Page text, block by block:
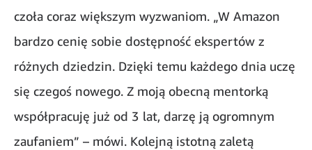
czoła coraz większym wyzwaniom. „W Amazon
bardzo cenię sobie dostępność ekspertów z
różnych dziedzin. Dzięki temu każdego dnia uczę
się czegoś nowego. Z moją obecną mentorką
współpracuję już od 3 lat, darzę ją ogromnym
zaufaniem” – mówi. Kolejną istotną zaletą